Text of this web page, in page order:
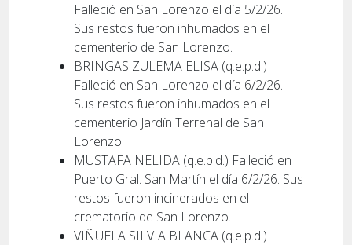
Falleció en San Lorenzo el día 5/2/26.
Sus restos fueron inhumados en el
cementerio de San Lorenzo.
BRINGAS ZULEMA ELISA (q.e.p.d.)
Falleció en San Lorenzo el día 6/2/26.
Sus restos fueron inhumados en el
cementerio Jardín Terrenal de San
Lorenzo.
MUSTAFA NELIDA (q.e.p.d.) Falleció en
Puerto Gral. San Martín el día 6/2/26. Sus
restos fueron incinerados en el
crematorio de San Lorenzo.
VIÑUELA SILVIA BLANCA (q.e.p.d.)